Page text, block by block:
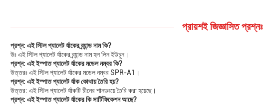
প্রায়শই জিজ্ঞাসিত প্রশ্নঃ
প্রশ্ন: এই স্টিল প্যালেট র্যাকের ব্র্যান্ড নাম কি?
উঃ এই স্টিল প্যালেট র্যাকের ব্র্যান্ড নাম হল লিন ইউচুন।
প্রশ্ন: এই ইস্পাত প্যালেট র্যাকের মডেল নম্বর কি?
উত্তরঃ এই স্টিল প্যালেট র্যাকের মডেল নম্বর SPR-A1।
প্রশ্ন: এই ইস্পাত প্যালেট র্যাক কোথায় তৈরি হয়?
উত্তর: এই স্টিল প্যালেট র্যাকটি চীনের শানডংয়ে তৈরি করা হয়েছে।
প্রশ্ন: এই ইস্পাত প্যালেট র্যাকের কি সার্টিফিকেশন আছে?